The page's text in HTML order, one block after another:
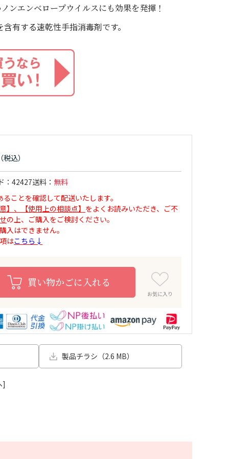
ンエンベロープウイルスにも効果を発揮！
有する速乾性手指消毒剤です。
42427送料
無料
ことを確認して配送いたします。
】、【使用上の相談点】 をよくお読みいただき、ご不
の上、ご購入をご検討ください。
はできません。
はこちら↓
買い物かごに入れる
お気に入り
製品チラシ（2.6 MB）
]